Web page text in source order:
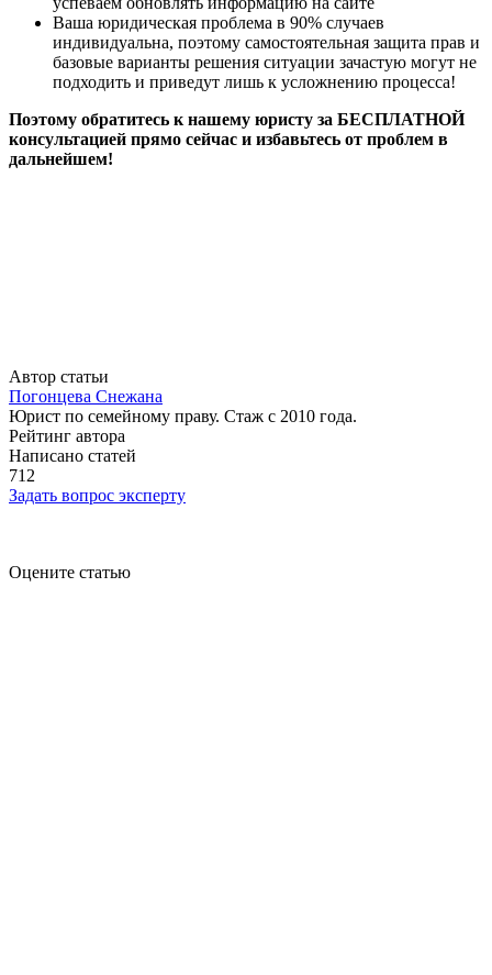
Ваша юридическая проблема в 90% случаев
индивидуальна, поэтому самостоятельная защита прав и
базовые варианты решения ситуации зачастую могут не
подходить и приведут лишь к усложнению процесса!
Поэтому обратитесь к нашему юристу за БЕСПЛАТНОЙ
консультацией прямо сейчас и избавьтесь от проблем в
дальнейшем!
Автор статьи
Погонцева Снежана
Юрист по семейному праву. Стаж с 2010 года.
Рейтинг автора
Написано статей
712
Задать вопрос эксперту
Оцените статью